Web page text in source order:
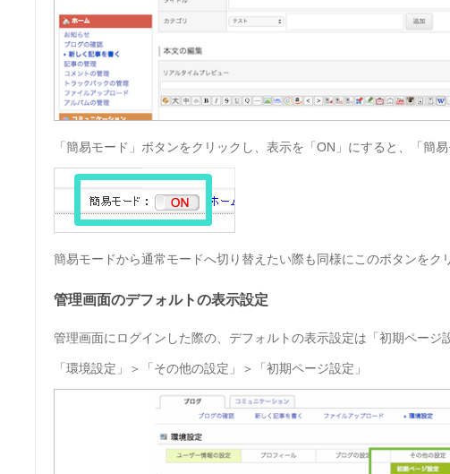
「簡易モード」ボタンをクリックし、表示を「ON」にすると、「簡
簡易モードから通常モードへ切り替えたい際も同様にこのボタンをク
管理画面のデフォルトの表示設定
管理画面にログインした際の、デフォルトの表示設定は「初期ページ
「環境設定」＞「その他の設定」＞「初期ページ設定」